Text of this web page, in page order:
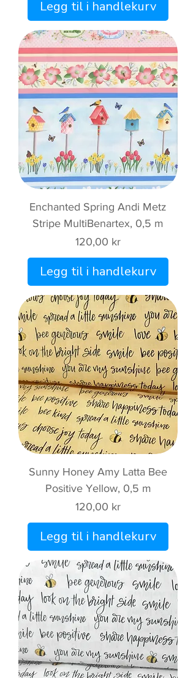
Legg til i handlekurv
Enchanted Spring Andi Metz
Stripe MultiBenartex, 0,5 m
Pris
120,00 kr
Legg til i handlekurv
Sunny Honey Amy Latta Bee
Positive Yellow, 0,5 m
Pris
120,00 kr
Legg til i handlekurv